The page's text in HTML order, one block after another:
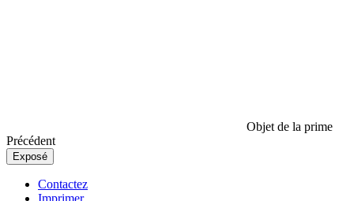
Objet de la prime
Précédent
Exposé
Contactez
Imprimer